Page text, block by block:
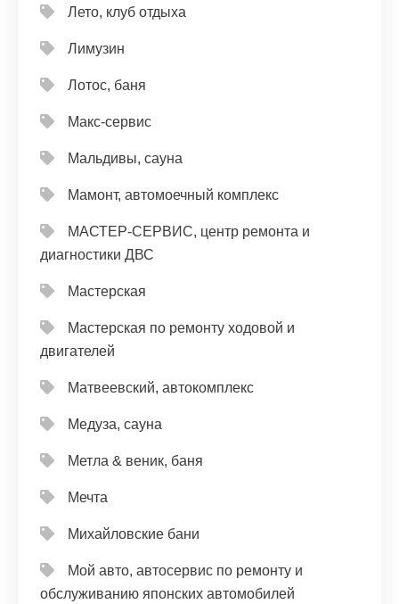
Лето, клуб отдыха
Лимузин
Лотос, баня
Макс-сервис
Мальдивы, сауна
Мамонт, автомоечный комплекс
МАСТЕР-СЕРВИС, центр ремонта и
диагностики ДВС
Мастерская
Мастерская по ремонту ходовой и
двигателей
Матвеевский, автокомплекс
Медуза, сауна
Метла & веник, баня
Мечта
Михайловские бани
Мой авто, автосервис по ремонту и
обслуживанию японских автомобилей